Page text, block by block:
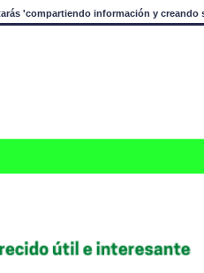
'compartiendo información y